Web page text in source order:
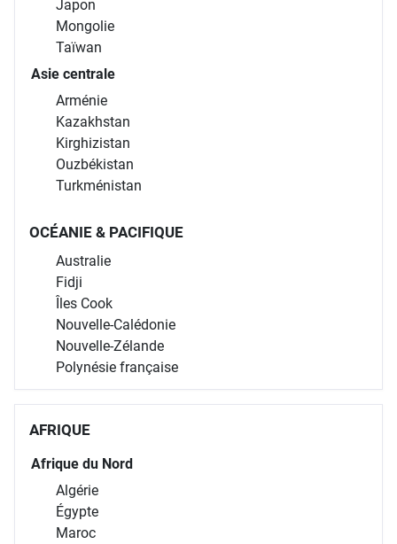
Japon
Mongolie
Taïwan
Asie centrale
Arménie
Kazakhstan
Kirghizistan
Ouzbékistan
Turkménistan
OCÉANIE & PACIFIQUE
Australie
Fidji
Îles Cook
Nouvelle-Calédonie
Nouvelle-Zélande
Polynésie française
AFRIQUE
Afrique du Nord
Algérie
Égypte
Maroc